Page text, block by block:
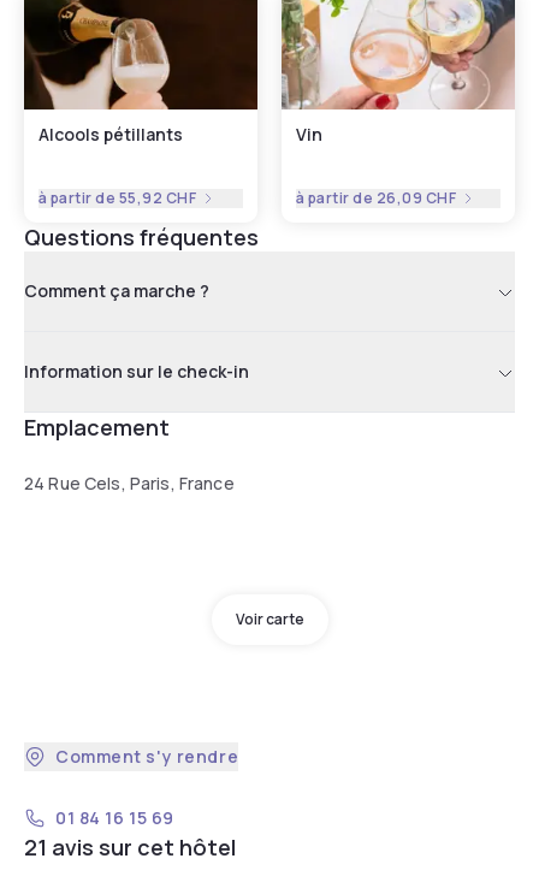
Alcools pétillants
à partir de 55,92 CHF
Vin
à partir de 26,09 CHF
Questions fréquentes
Comment ça marche ?
Information sur le check-in
Emplacement
24 Rue Cels, Paris, France
Voir carte
Comment s'y rendre
01 84 16 15 69
21 avis sur cet hôtel